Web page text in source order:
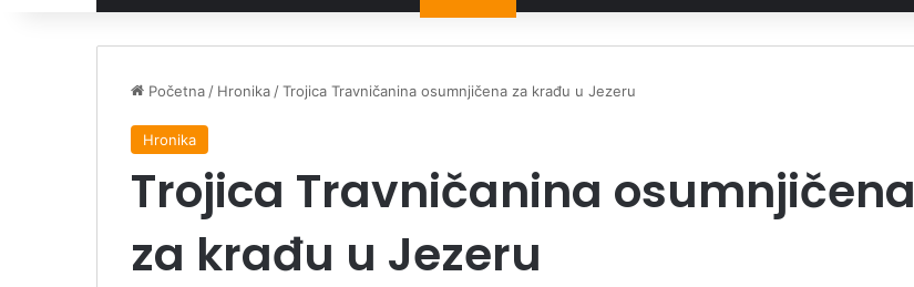
Početna / Hronika /Trojica Travničanina osumnjičena za krađu u Jezeru
Hronika
Trojica Travničanina osumnjičena
za krađu u Jezeru